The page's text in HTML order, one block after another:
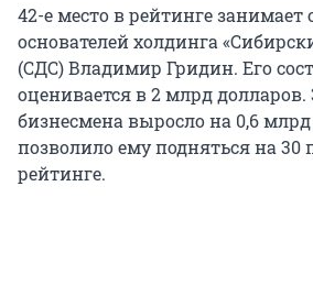
42-е место в рейтинге занимает
основателей холдинга
(СДС) Владимир Гридин. Его
оценивается в 2 млрд долларов.
бизнесмена выросло на 0,6 млрд
позволило ему подняться на 30
рейтинге.